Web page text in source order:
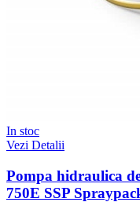
In stoc
Vezi Detalii
Pompa hidraulica
750E SSP